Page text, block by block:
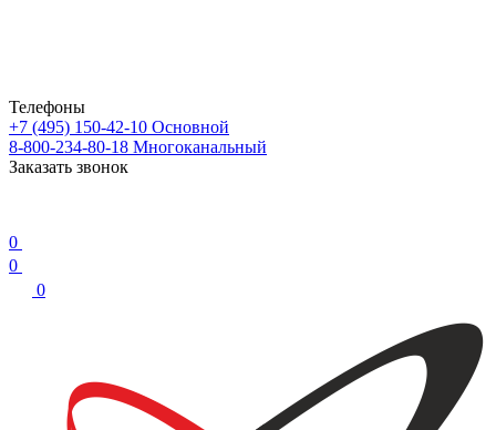
Телефоны
+7 (495) 150-42-10 Основной
8-800-234-80-18 Многоканальный
Заказать звонок
0
0
0